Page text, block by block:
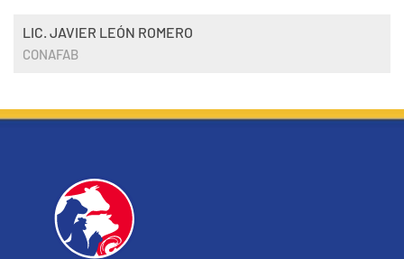
LIC. JAVIER LEÓN ROMERO
CONAFAB